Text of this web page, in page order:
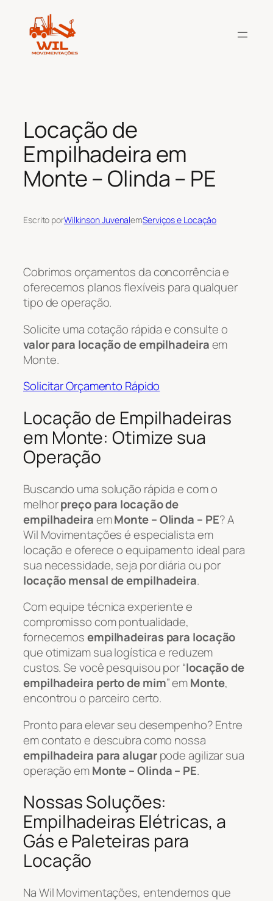
conteúdo
Locação de
Empilhadeira em
Monte – Olinda – PE
Escrito porWilkinson JuvenalemServiços e Locação
Cobrimos orçamentos da concorrência e
oferecemos planos flexíveis para qualquer
tipo de operação.
Solicite uma cotação rápida e consulte o
valor para locação de empilhadeiraem
Monte.
Solicitar Orçamento Rápido
Locação de Empilhadeiras
em Monte: Otimize sua
Operação
Buscando uma solução rápida e com o
melhorpreço para locação de
empilhadeiraemMonte – Olinda – PE? A
Wil Movimentações é especialista em
locação e oferece o equipamento ideal para
sua necessidade, seja por diária ou por
locação mensal de empilhadeira.
Com equipe técnica experiente e
compromisso com pontualidade,
fornecemosempilhadeiras para locação
que otimizam sua logística e reduzem
custos. Se você pesquisou por “locação de
empilhadeira perto de mim” emMonte,
encontrou o parceiro certo.
Pronto para elevar seu desempenho? Entre
em contato e descubra como nossa
empilhadeira para alugarpode agilizar sua
operação emMonte – Olinda – PE.
Nossas Soluções:
Empilhadeiras Elétricas, a
Gás e Paleteiras para
Locação
Na Wil Movimentações, entendemos que